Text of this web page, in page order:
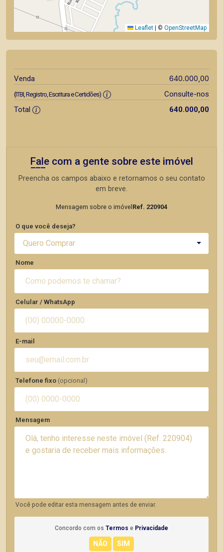
Leaflet © OpenStreetMap
Venda 640.000,00
(ITBI, Registro, Escritura e Certidões)
Consulte-nos
Total
640.000,00
Fale com a gente sobre este imóvel
Preencha os campos abaixo e retornamos o seu contato
em breve.
Mensagem sobre o imóvel Ref. 220904
O que você deseja?
Quero Comprar
Nome
Celular / WhatsApp
E-mail
Telefone fixo (opcional)
Mensagem
Você pode editar esta mensagem antes de enviar.
Concordo com os Termos e Privacidade